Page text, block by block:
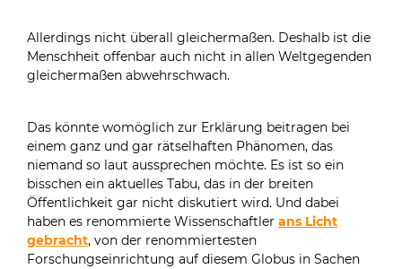
Allerdings nicht überall gleichermaßen. Deshalb ist die
Menschheit offenbar auch nicht in allen Weltgegenden
gleichermaßen abwehrschwach.
Das könnte womöglich zur Erklärung beitragen bei
einem ganz und gar rätselhaften Phänomen, das
niemand so laut aussprechen möchte. Es ist so ein
bisschen ein aktuelles Tabu, das in der breiten
Öffentlichkeit gar nicht diskutiert wird. Und dabei
haben es renommierte Wissenschaftler ans Licht
gebracht, von der renommiertesten
Forschungseinrichtung auf diesem Globus in Sachen